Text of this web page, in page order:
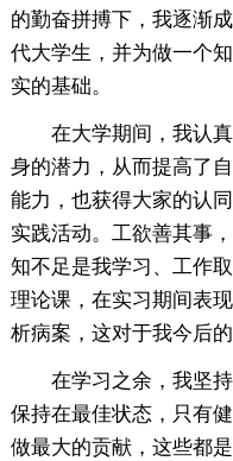
的勤奋拼搏下，我逐渐
代大学生，并为做一个
实的基础。
在大学期间，我认
身的潜力，从而提高了
能力，也获得大家的认
实践活动。工欲善其事
知不足是我学习、工作
理论课，在实习期间表
析病案，这对于我今后
在学习之余，我坚
保持在最佳状态，只有
做最大的贡献，这些都